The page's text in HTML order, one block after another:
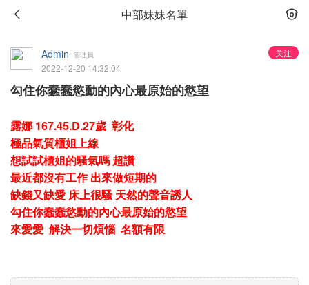
中部妹妹名單
关注
Admin 管理員
2022-12-20 14:32:04
勾住你蠢蠢慾動的內心最原始的慾望
露娜 167.45.D.27歲 彰化
極品氣質櫃姐上線
想試試櫃姐的騷氣嗎 超讚
最近都沒有工作 出來做短期的
缺錢又缺愛 床上很騷 天然的聲音誘人
勾住你蠢蠢慾動的內心最原始的慾望
來愛愛 解決一切煩惱 名額有限